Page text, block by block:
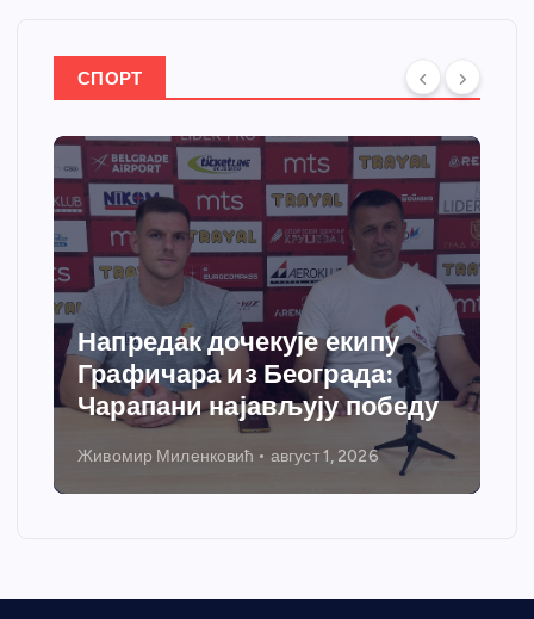
СПОРТ
Спортски центар “Ћићевац”
добија савремени систем
грејања
Никола Петровић јул 31, 2026